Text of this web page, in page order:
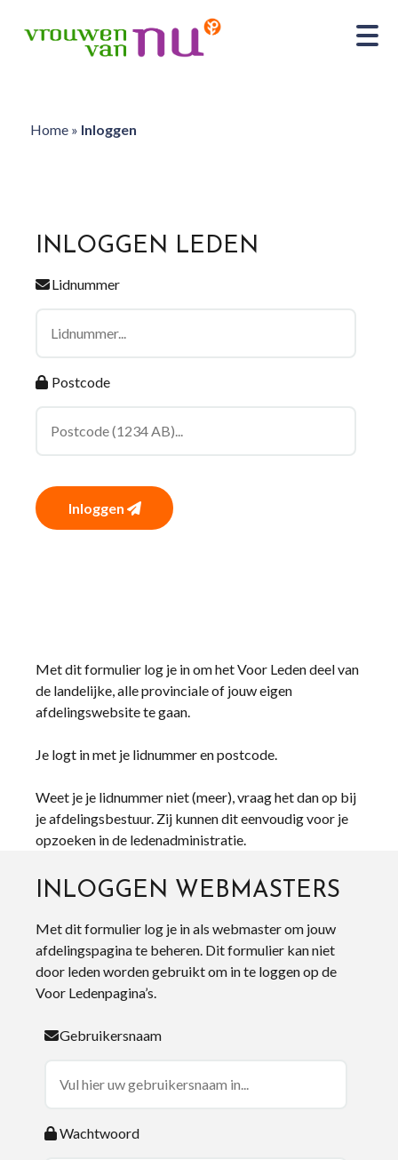
Home» Inloggen
INLOGGEN LEDEN
Lidnummer
Postcode
Inloggen
Met dit formulier log je in om het Voor Leden deel van
de landelijke, alle provinciale of jouw eigen
afdelingswebsite te gaan.
Je logt in met je lidnummer en postcode.
Weet je je lidnummer niet (meer), vraag het dan op bij
je afdelingsbestuur. Zij kunnen dit eenvoudig voor je
opzoeken in de ledenadministratie.
INLOGGEN WEBMASTERS
Met dit formulier log je in als webmaster om jouw
afdelingspagina te beheren. Dit formulier kan niet
door leden worden gebruikt om in te loggen op de
Voor Ledenpagina’s.
Gebruikersnaam
Wachtwoord